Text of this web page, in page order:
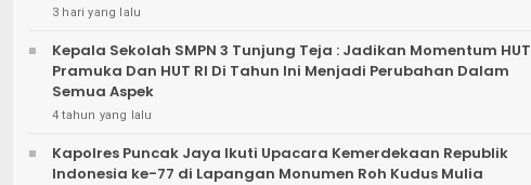
3 hari yang lalu
Kepala Sekolah SMPN 3 Tunjung Teja : Jadikan Momentum HUT
Pramuka Dan HUT RI Di Tahun Ini Menjadi Perubahan Dalam
Semua Aspek
4 tahun yang lalu
Kapolres Puncak Jaya Ikuti Upacara Kemerdekaan Republik
Indonesia ke-77 di Lapangan Monumen Roh Kudus Mulia